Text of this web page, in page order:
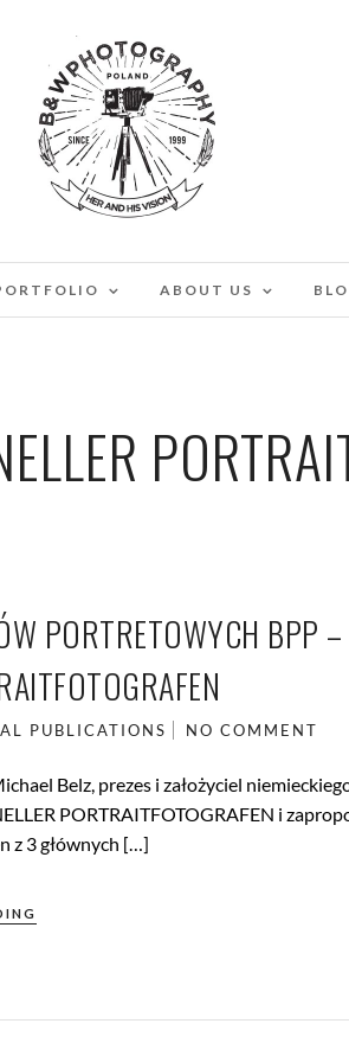
ABOUT US
PORTRETOWYCH BPP
PUBLICATIONS NO COMMENT
Belz, prezes i założyciel
PORTRAITFOTOGRAFEN i
z 3 głównych […]